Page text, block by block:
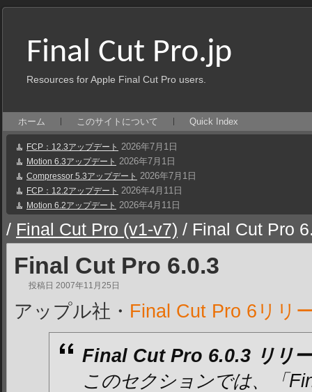
Final Cut Pro.jp
Resources for Apple Final Cut Pro users.
ホーム このサイトについて Quick Index
FCP：12.3アップデート 2026年7月1日
Motion 6.3アップデート 2026年7月1日
Compressor 5.3アップデート 2026年7月1日
FCP：12.2アップデート 2026年4月11日
Motion 6.2アップデート 2026年4月11日
/ Final Cut Pro (v1-v7) / Final Cut Pro
Final Cut Pro 6.0.3
投稿日 2007年11月25日
アップル社・ Final Cut Pro 6リリ
Final Cut Pro 6.0.3 リリ
このセクションでは、「